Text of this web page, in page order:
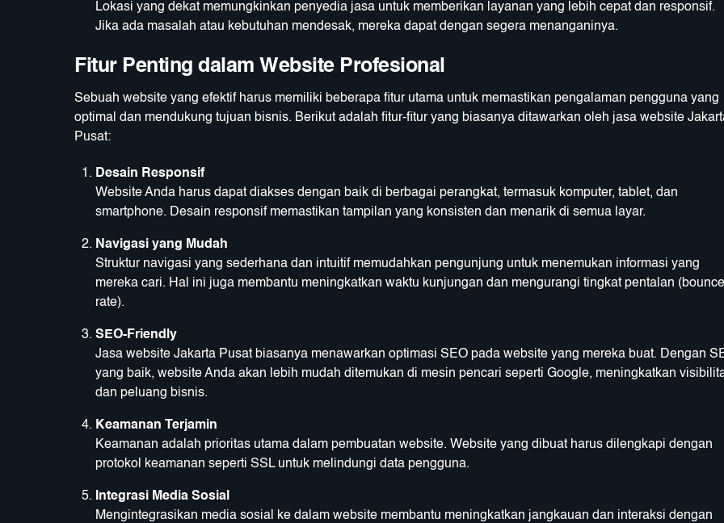
Lokasi yang dekat memungkinkan penyedia jasa untuk memberikan layanan yang lebih cepat dan responsif.
Jika ada masalah atau kebutuhan mendesak, mereka dapat dengan segera menanganinya.
Fitur Penting dalam Website Profesional
Sebuah website yang efektif harus memiliki beberapa fitur utama untuk memastikan pengalaman pengguna yang
optimal dan mendukung tujuan bisnis. Berikut adalah fitur-fitur yang biasanya ditawarkan oleh jasa website
Pusat:
Desain Responsif
Website Anda harus dapat diakses dengan baik di berbagai perangkat, termasuk komputer, tablet, dan
smartphone. Desain responsif memastikan tampilan yang konsisten dan menarik di semua layar.
Navigasi yang Mudah
Struktur navigasi yang sederhana dan intuitif memudahkan pengunjung untuk menemukan informasi yang
mereka cari. Hal ini juga membantu meningkatkan waktu kunjungan dan mengurangi tingkat pentalan (bounce
rate).
SEO-Friendly
Jasa website Jakarta Pusat biasanya menawarkan optimasi SEO pada website yang mereka buat. Dengan
yang baik, website Anda akan lebih mudah ditemukan di mesin pencari seperti Google, meningkatkan
dan peluang bisnis.
Keamanan Terjamin
Keamanan adalah prioritas utama dalam pembuatan website. Website yang dibuat harus dilengkapi dengan
protokol keamanan seperti SSL untuk melindungi data pengguna.
Integrasi Media Sosial
Mengintegrasikan media sosial ke dalam website membantu meningkatkan jangkauan dan interaksi dengan